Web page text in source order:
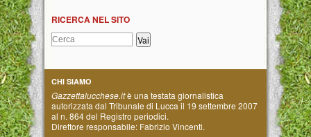
RICERCA NEL SITO
CHI SIAMO
Gazzettalucchese.itè una testata giornalistica
autorizzata dal Tribunale di Lucca il 19 settembre 2007
al n. 864 del Registro periodici.
Direttore responsabile: Fabrizio Vincenti.